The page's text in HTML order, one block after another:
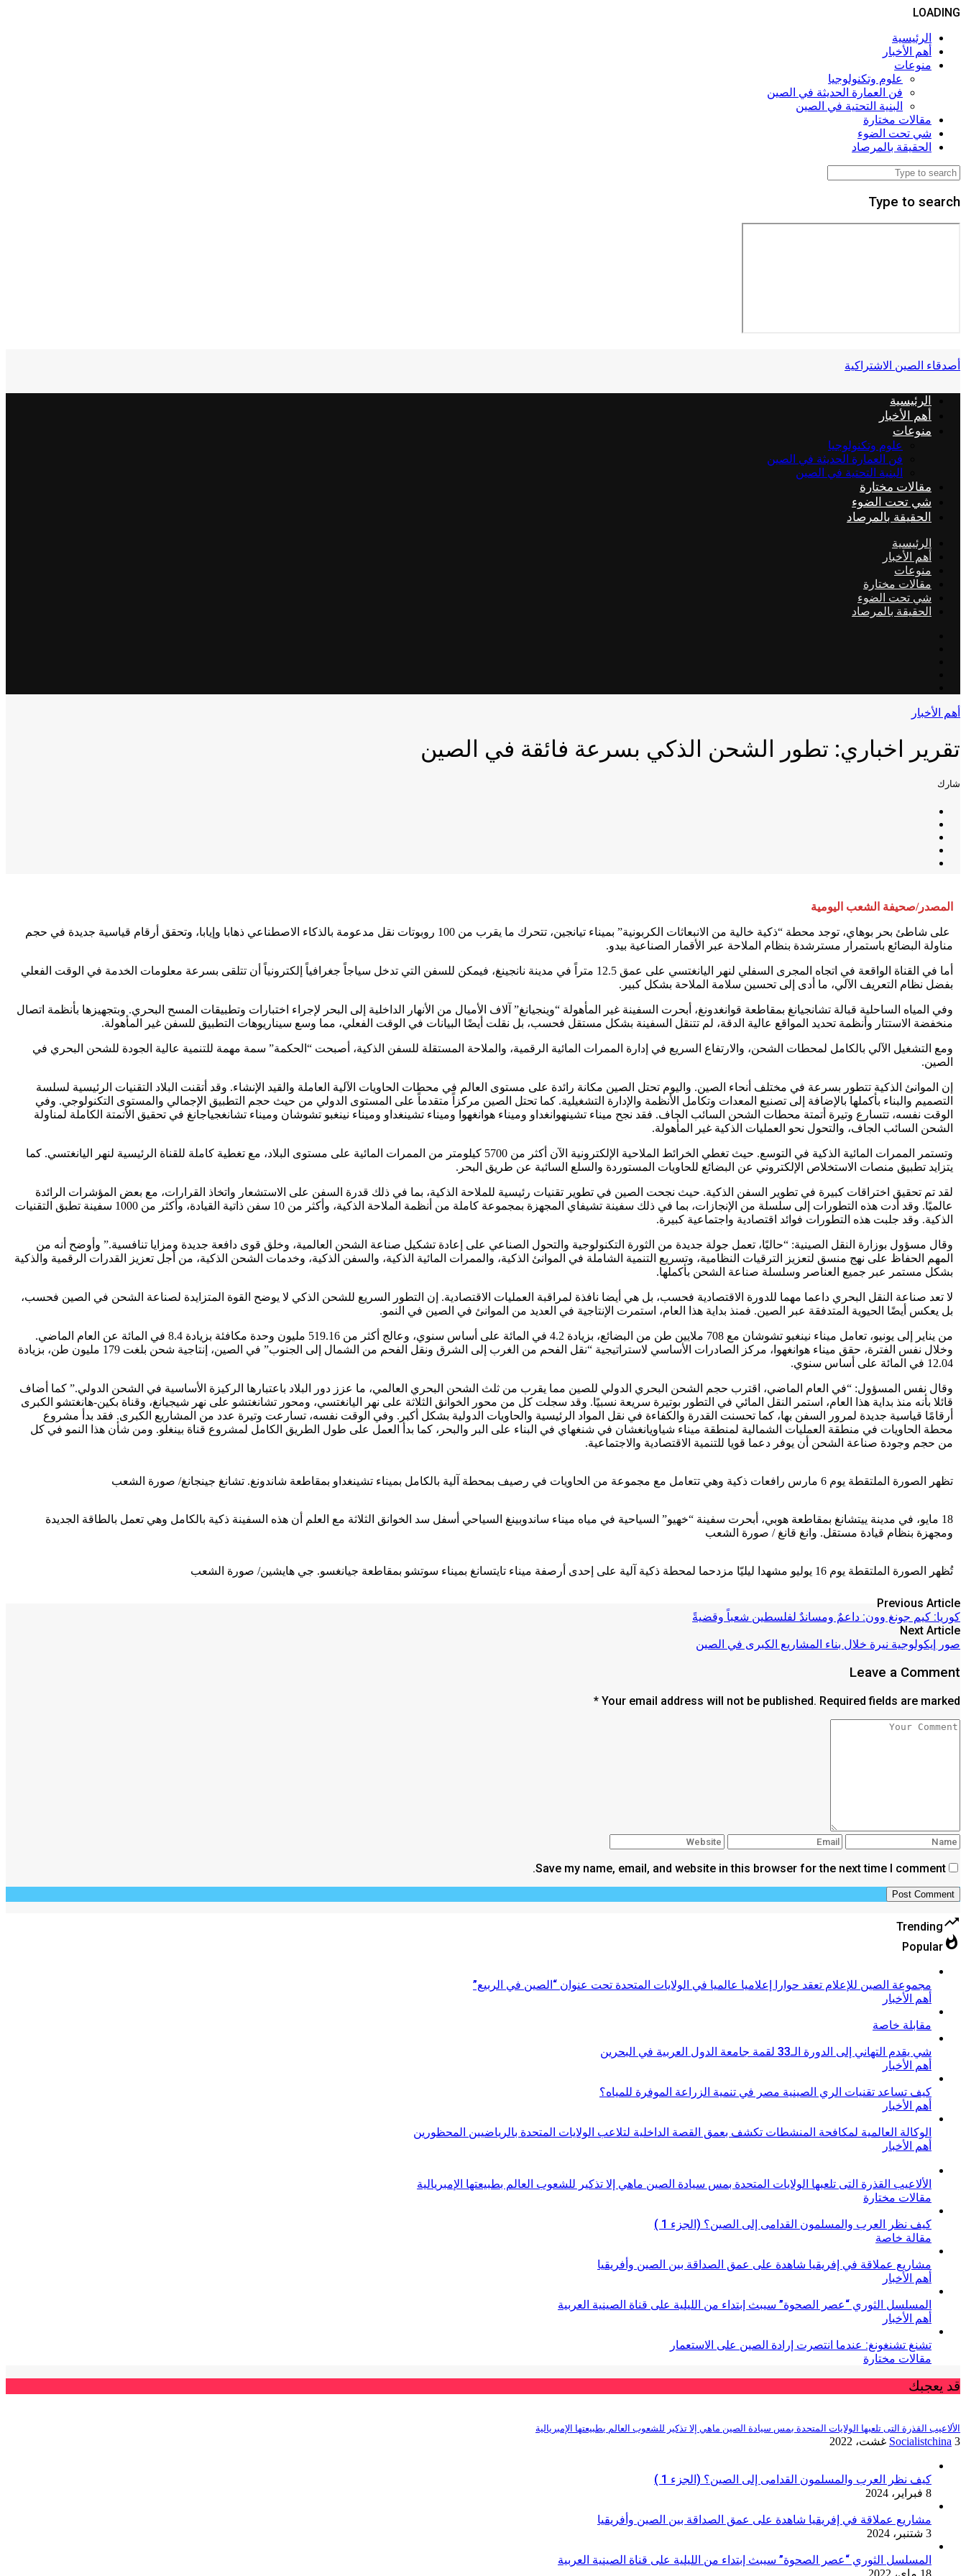
LOADING
الرئيسية
أهم الأخبار
منوعات
علوم وتكنولوجيا
فن العمارة الحديثة في الصين
البنية التحتية في الصين
مقالات مختارة
شي تحت الضوء
الحقيقة بالمرصاد
Type to search
أصدقاء الصين الاشتراكية
الرئيسية
أهم الأخبار
منوعات
علوم وتكنولوجيا
فن العمارة الحديثة في الصين
البنية التحتية في الصين
مقالات مختارة
شي تحت الضوء
الحقيقة بالمرصاد
الرئيسية
أهم الأخبار
منوعات
مقالات مختارة
شي تحت الضوء
الحقيقة بالمرصاد
أهم الأخبار
تقرير اخباري: تطور الشحن الذكي بسرعة فائقة في الصين
شارك
المصدر/صحيفة الشعب اليومية
على شاطئ بحر بوهاي، توجد محطة “ذكية خالية من الانبعاثات الكربونية” بميناء تيانجين، تتحرك ما يقرب من 100 روبوتات نقل مدعومة بالذكاء الاصطناعي ذهابا وإيابا، وتحقق أرقام قياسية جديدة في حجم
مناولة البضائع باستمرار مسترشدة بنظام الملاحة عبر الأقمار الصناعية بيدو.
أما في القناة الواقعة في اتجاه المجرى السفلي لنهر اليانغتسي على عمق 12.5 متراً في مدينة نانجينغ، فيمكن للسفن التي تدخل سياجاً جغرافياً إلكترونياً أن تتلقى بسرعة معلومات الخدمة في الوقت الفعلي
بفضل نظام التعريف الآلي، ما أدى إلى تحسين سلامة الملاحة بشكل كبير.
وفي المياه الساحلية قبالة تشانجيانغ بمقاطعة قوانغدونغ، أبحرت السفينة غير المأهولة “وينجيانغ” آلاف الأميال من الأنهار الداخلية إلى البحر لإجراء اختبارات وتطبيقات المسح البحري. وبتجهيزها بأنظمة اتصال
منخفضة الاستتار وأنظمة تحديد المواقع عالية الدقة، لم تتنقل السفينة بشكل مستقل فحسب، بل نقلت أيضًا البيانات في الوقت الفعلي، مما وسع سيناريوهات التطبيق للسفن غير المأهولة.
ومع التشغيل الآلي بالكامل لمحطات الشحن، والارتفاع السريع في إدارة الممرات المائية الرقمية، والملاحة المستقلة للسفن الذكية، أصبحت “الحكمة” سمة مهمة للتنمية عالية الجودة للشحن البحري في
الصين.
إن الموانئ الذكية تتطور بسرعة في مختلف أنحاء الصين. واليوم تحتل الصين مكانة رائدة على مستوى العالم في محطات الحاويات الآلية العاملة والقيد الإنشاء. وقد أتقنت البلاد التقنيات الرئيسية لسلسة
التصميم والبناء بأكملها بالإضافة إلى تصنيع المعدات وتكامل الأنظمة والإدارة التشغيلية. كما تحتل الصين مركزاً متقدماً على المستوى الدولي من حيث حجم التطبيق الإجمالي والمستوى التكنولوجي. وفي
الوقت نفسه، تتسارع وتيرة أتمتة محطات الشحن السائب الجاف. فقد نجح ميناء تشينهوانغداو وميناء هوانغهوا وميناء تشينغداو وميناء نينغبو تشوشان وميناء تشانغجياجانغ في تحقيق الأتمتة الكاملة لمناولة
الشحن السائب الجاف، والتحول نحو العمليات الذكية غير المأهولة.
وتستمر الممرات المائية الذكية في التوسع. حيث تغطي الخرائط الملاحية الإلكترونية الآن أكثر من 5700 كيلومتر من الممرات المائية على مستوى البلاد، مع تغطية كاملة للقناة الرئيسية لنهر اليانغتسي. كما
يتزايد تطبيق منصات الاستخلاص الإلكتروني عن البضائع للحاويات المستوردة والسلع السائبة عن طريق البحر.
لقد تم تحقيق اختراقات كبيرة في تطوير السفن الذكية. حيث نجحت الصين في تطوير تقنيات رئيسية للملاحة الذكية، بما في ذلك قدرة السفن على الاستشعار واتخاذ القرارات، مع بعض المؤشرات الرائدة
عالميًا. وقد أدت هذه التطورات إلى سلسلة من الإنجازات، بما في ذلك سفينة تشيفاي المجهزة بمجموعة كاملة من أنظمة الملاحة الذكية، وأكثر من 10 سفن ذاتية القيادة، وأكثر من 1000 سفينة تطبق التقنيات
الذكية. وقد جلبت هذه التطورات فوائد اقتصادية واجتماعية كبيرة.
وقال مسؤول بوزارة النقل الصينية: “حاليًا، تعمل جولة جديدة من الثورة التكنولوجية والتحول الصناعي على إعادة تشكيل صناعة الشحن العالمية، وخلق قوى دافعة جديدة ومزايا تنافسية.” وأوضح أنه من
المهم الحفاظ على نهج منسق لتعزيز الترقيات النظامية، وتسريع التنمية الشاملة في الموانئ الذكية، والممرات المائية الذكية، والسفن الذكية، وخدمات الشحن الذكية، من أجل تعزيز القدرات الرقمية والذكية
بشكل مستمر عبر جميع العناصر وسلسلة صناعة الشحن بأكملها.
لا تعد صناعة النقل البحري داعما مهما للدورة الاقتصادية فحسب، بل هي أيضا نافذة لمراقبة العمليات الاقتصادية. إن التطور السريع للشحن الذكي لا يوضح القوة المتزايدة لصناعة الشحن في الصين فحسب،
بل يعكس أيضًا الحيوية المتدفقة عبر الصين. فمنذ بداية هذا العام، استمرت الإنتاجية في العديد من الموانئ في الصين في النمو.
من يناير إلى يونيو، تعامل ميناء نينغبو تشوشان مع 708 ملايين طن من البضائع، بزيادة 4.2 في المائة على أساس سنوي، وعالج أكثر من 519.16 مليون وحدة مكافئة بزيادة 8.4 في المائة عن العام الماضي.
وخلال نفس الفترة، حقق ميناء هوانغهوا، مركز الصادرات الأساسي لاستراتيجية “نقل الفحم من الغرب إلى الشرق ونقل الفحم من الشمال إلى الجنوب” في الصين، إنتاجية شحن بلغت 179 مليون طن، بزيادة
12.04 في المائة على أساس سنوي.
وقال نفس المسؤول: “في العام الماضي، اقترب حجم الشحن البحري الدولي للصين مما يقرب من ثلث الشحن البحري العالمي، ما عزز دور البلاد باعتبارها الركيزة الأساسية في الشحن الدولي.” كما أضاف
قائلا بأنه منذ بداية هذا العام، استمر النقل المائي في التطور بوتيرة سريعة نسبيًا. وقد سجلت كل من محور الخوانق الثلاثة على نهر اليانغتسي، ومحور تشانغتشو على نهر شيجيانغ، وقناة بكين-هانغتشو الكبرى
أرقامًا قياسية جديدة لمرور السفن بها، كما تحسنت القدرة والكفاءة في نقل المواد الرئيسية والحاويات الدولية بشكل أكبر. وفي الوقت نفسه، تسارعت وتيرة عدد من المشاريع الكبرى. فقد بدأ مشروع
محطة الحاويات في منطقة العمليات الشمالية لمنطقة ميناء شياويانغشان في شنغهاي في البناء على البر والبحر، كما بدأ العمل على طول الطريق الكامل لمشروع قناة بينغلو. ومن شأن هذا النمو في كل
من حجم وجودة صناعة الشحن أن يوفر دعما قويا للتنمية الاقتصادية والاجتماعية.
تظهر الصورة الملتقطة يوم 6 مارس رافعات ذكية وهي تتعامل مع مجموعة من الحاويات في رصيف بمحطة آلية بالكامل بميناء تشينغداو بمقاطعة شاندونغ. تشانغ جينجانغ/ صورة الشعب
18 مايو، في مدينة ييتشانغ بمقاطعة هوبي، أبحرت سفينة “خهيو” السياحية في مياه ميناء ساندوبينغ السياحي أسفل سد الخوانق الثلاثة مع العلم أن هذه السفينة ذكية بالكامل وهي تعمل بالطاقة الجديدة
ومجهزة بنظام قيادة مستقل. وانغ قانغ / صورة الشعب
تُظهر الصورة الملتقطة يوم 16 يوليو مشهدا ليليّا مزدحما لمحطة ذكية آلية على إحدى أرصفة ميناء تايتسانغ بميناء سوتشو بمقاطعة جيانغسو. جي هايشين/ صورة الشعب
Previous Article
كوريا: كيم جونغ وون: داعمٌ ومساندٌ لفلسطين شعباً وقضيةً
Next Article
صور إيكولوجية نيرة خلال بناء المشاريع الكبرى في الصين
Leave a Comment
Your email address will not be published. Required fields are marked *
Save my name, email, and website in this browser for the next time I comment.
trending_up
Trending
whatshot
Popular
مجموعة الصين للإعلام تعقد حوارا إعلاميا عالميا في الولايات المتحدة تحت عنوان “الصين في الربيع”
أهم الأخبار
مقابلة خاصة
شي يقدم التهاني إلى الدورة الـ33 لقمة جامعة الدول العربية في البحرين
أهم الأخبار
كيف تساعد تقنيات الري الصينية مصر في تنمية الزراعة الموفرة للمياه؟
أهم الأخبار
الوكالة العالمية لمكافحة المنشطات تكشف بعمق القصة الداخلية لتلاعب الولايات المتحدة بالرياضيين المحظورين
أهم الأخبار
الألاعيب القذرة التى تلعبها الولايات المتحدة بمس سيادة الصين ماهي إلا تذكير للشعوب العالم بطبيعتها الإمبريالية
مقالات مختارة
كيف نظر العرب والمسلمون القدامى إلى الصين؟ (الجزء 1 )
مقالة خاصة
مشاريع عملاقة في إفريقيا شاهدة على عمق الصداقة بين الصين وأفريقيا
أهم الأخبار
المسلسل الثوري “عصر الصحوة” سيبث إبتداء من الليلية على قناة الصينية العربية
أهم الأخبار
تشنغ تشنغونغ: عندما انتصرت إرادة الصين على الاستعمار
مقالات مختارة
قد يعجبك
الألاعيب القذرة التى تلعبها الولايات المتحدة بمس سيادة الصين ماهي إلا تذكير للشعوب العالم بطبيعتها الإمبريالية
Socialistchina 3 غشت، 2022
كيف نظر العرب والمسلمون القدامى إلى الصين؟ (الجزء 1 )
8 فبراير، 2024
مشاريع عملاقة في إفريقيا شاهدة على عمق الصداقة بين الصين وأفريقيا
3 شتنبر، 2024
المسلسل الثوري “عصر الصحوة” سيبث إبتداء من الليلية على قناة الصينية العربية
18 ماي، 2022